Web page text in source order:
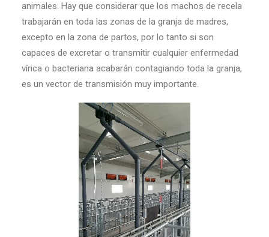
animales. Hay que considerar que los machos de recela
trabajarán en toda las zonas de la granja de madres,
excepto en la zona de partos, por lo tanto si son
capaces de excretar o transmitir cualquier enfermedad
vírica o bacteriana acabarán contagiando toda la granja,
es un vector de transmisión muy importante.